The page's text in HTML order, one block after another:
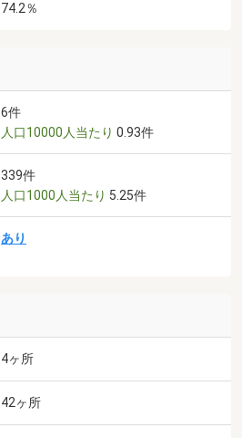
74.2％
6件
人口10000人当たり 0.93件
339件
人口1000人当たり 5.25件
あり
4ヶ所
42ヶ所